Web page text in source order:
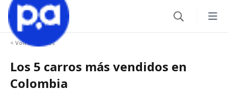
Seguros
VEHÍCULOS
Productos financieros
< Volver a Autos
Los 5 carros más vendidos en
Colombia